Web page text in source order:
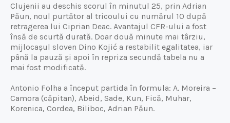
Clujenii au deschis scorul în minutul 25, prin Adrian
Păun, noul purtător al tricoului cu numărul 10 după
retragerea lui Ciprian Deac. Avantajul CFR-ului a fost
însă de scurtă durată. Doar două minute mai târziu,
mijlocașul sloven Dino Kojić a restabilit egalitatea, iar
până la pauză și apoi în repriza secundă tabela nu a
mai fost modificată.
Antonio Folha a început partida în formula: A. Moreira –
Camora (căpitan), Abeid, Sade, Kun, Fică, Muhar,
Korenica, Cordea, Biliboc, Adrian Păun.